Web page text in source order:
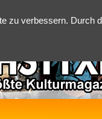
zu verbessern.